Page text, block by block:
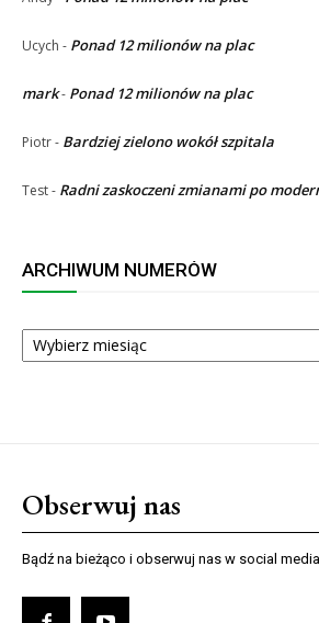
Ucych - Ponad 12 milionów na plac
mark- Ponad 12 milionów na plac
Piotr- Bardziej zielono wokół szpitala
Test- Radni zaskoczeni zmianami po
ARCHIWUM NUMERÓW
ARCHIWUM
NUMERÓW
Obserwuj nas
Bądź na bieżąco i obserwuj nas w social media